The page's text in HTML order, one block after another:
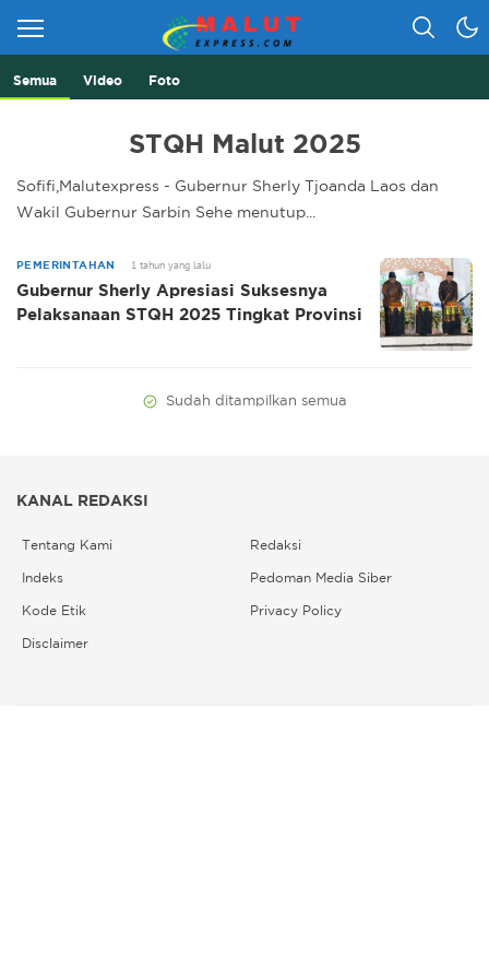
Malut Express
Berita Lebih Cepat
Semua Video Foto
STQH Malut 2025
Sofifi,Malutexpress - Gubernur Sherly Tjoanda Laos dan
Wakil Gubernur Sarbin Sehe menutup...
PEMERINTAHAN 1 tahun yang lalu
Gubernur Sherly Apresiasi Suksesnya
Pelaksanaan STQH 2025 Tingkat Provinsi
Sudah ditampilkan semua
KANAL REDAKSI
Tentang Kami Redaksi
Indeks Pedoman Media Siber
Kode Etik Privacy Policy
Disclaimer